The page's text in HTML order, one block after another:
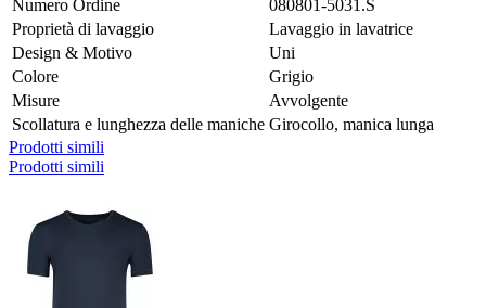
Numero Ordine
080801-5031.S
Proprietà di lavaggio
Lavaggio in lavatrice
Design & Motivo
Uni
Colore
Grigio
Misure
Avvolgente
Scollatura e lunghezza delle maniche Girocollo, manica lunga
Prodotti simili
Prodotti simili